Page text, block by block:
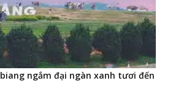
ngắm đại ngàn xanh tươi đến